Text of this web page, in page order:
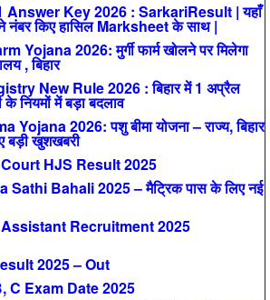
Answer Key 2026 : SarkariResult | यहाँ
किए हासिल Marksheet के साथ |
Yojana 2026: मुर्गी फार्म खोलने पर मिलेगा
, बिहार
New Rule 2026 : बिहार में 1 अप्रैल
नियमों में बड़ा बदलाव
2026: पशु बीमा योजना – राज्य, बिहार
बड़ी खुशखबरी
HJS Result 2025
Bahali 2025 – मैट्रिक पास के लिए नई
Recruitment 2025
2025 – Out
C Exam Date 2025